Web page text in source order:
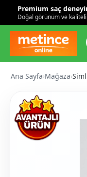
Premium saç
Doğal görünüm ve
Ana Sayfa›Mağaza›